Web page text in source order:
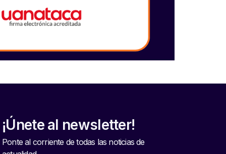
¡Únete al newsletter!
Ponte al corriente de todas las noticias de